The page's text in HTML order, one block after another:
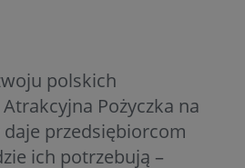
polskich
Pożyczka na
przedsiębiorcom
ich potrzebują –